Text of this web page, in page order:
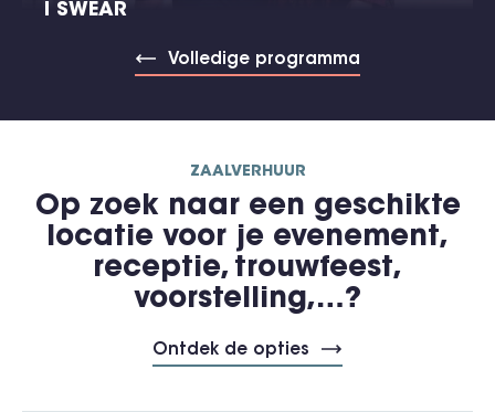
I SWEAR
Volledige programma
ZAALVERHUUR
Op zoek naar een geschikte
locatie voor je evenement,
receptie, trouwfeest,
voorstelling,…?
Ontdek de opties